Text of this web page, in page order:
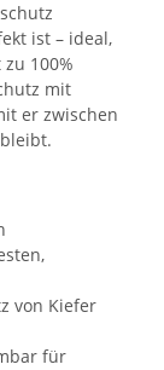
ist – ideal,
100%
mit
er zwischen
von Kiefer
für